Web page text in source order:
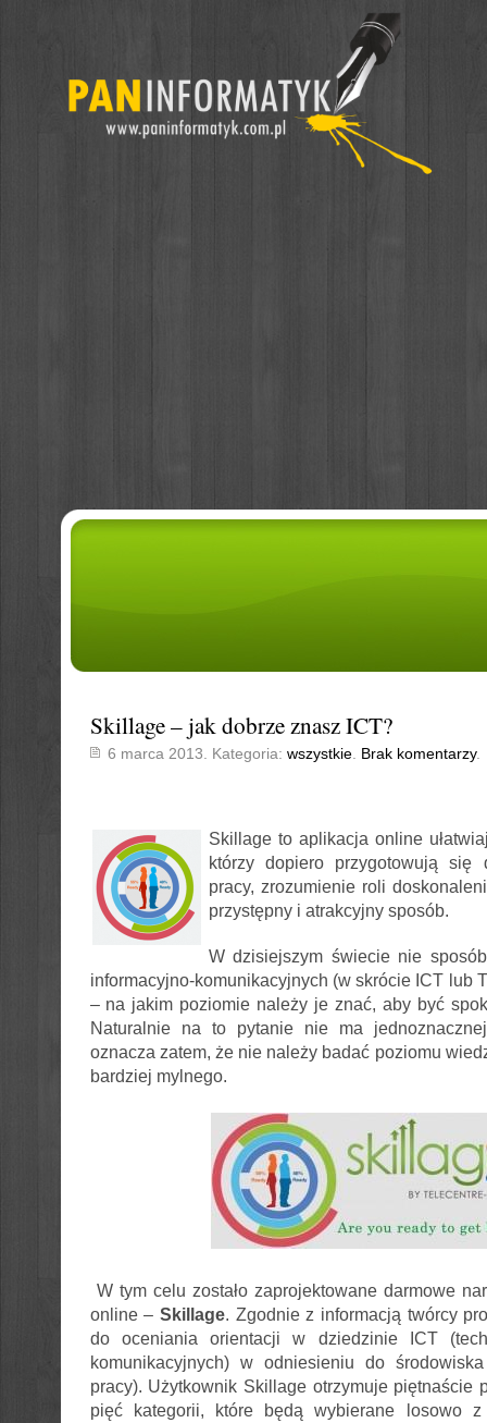
Skillage – jak dobrze znasz ICT?
6 marca 2013. Kategoria: wszystkie. Brak komentarzy.
Skillage to aplikacja online
którzy dopiero przygotowują
pracy, zrozumienie roli
przystępny i atrakcyjny sposób.
W dzisiejszym świecie nie
informacyjno-komunikacyjnych (w skrócie ICT lub
– na jakim poziomie należy je znać, aby być
Naturalnie na to pytanie nie ma
oznacza zatem, że nie należy badać poziomu
bardziej mylnego.
W tym celu zostało zaprojektowane darmowe
online – Skillage. Zgodnie z informacją twórcy
do oceniania orientacji w dziedzinie ICT
komunikacyjnych) w odniesieniu do
pracy). Użytkownik Skillage otrzymuje piętnaście
pięć kategorii, które będą wybierane losowo